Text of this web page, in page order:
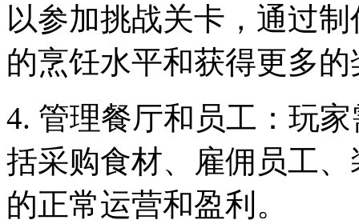
以参加挑战关卡，通过
的烹饪水平和获得更多的
4. 管理餐厅和员工：玩
括采购食材、雇佣员工
的正常运营和盈利。